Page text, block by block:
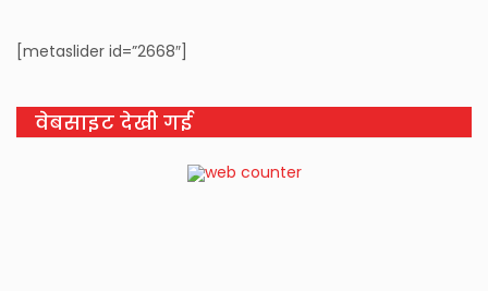
[metaslider id=”2668″]
वेबसाइट देखी गई